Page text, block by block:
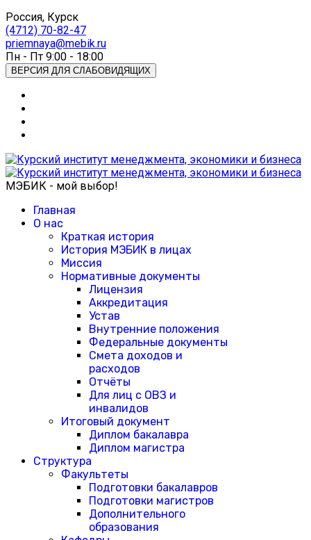
Россия, Курск
(4712) 70-82-47
priemnaya@mebik.ru
Пн - Пт 9:00 - 18:00
ВЕРСИЯ ДЛЯ СЛАБОВИДЯЩИХ
МЭБИК - мой выбор!
Главная
О нас
Краткая история
История МЭБИК в лицах
Миссия
Нормативные документы
Лицензия
Аккредитация
Устав
Внутренние положения
Федеральные документы
Смета доходов и
расходов
Отчёты
Для лиц с ОВЗ и
инвалидов
Итоговый документ
Диплом бакалавра
Диплом магистра
Структура
Факультеты
Подготовки бакалавров
Подготовки магистров
Дополнительного
образования